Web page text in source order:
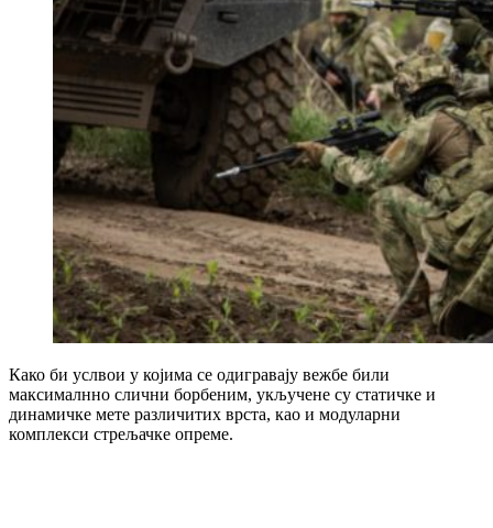
Како би услвои у којима се одигравају вежбе били
максималнно слични борбеним, укључене су статичке и
динамичке мете различитих врста, као и модуларни
комплекси стрељачке опреме.